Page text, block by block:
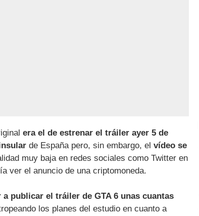
era el de estrenar el tráiler ayer 5 de
de España pero, sin embargo, el vídeo se
muy baja en redes sociales como Twitter en
ver el anuncio de una criptomoneda.
publicar el tráiler de GTA 6 unas cuantas
los planes del estudio en cuanto a